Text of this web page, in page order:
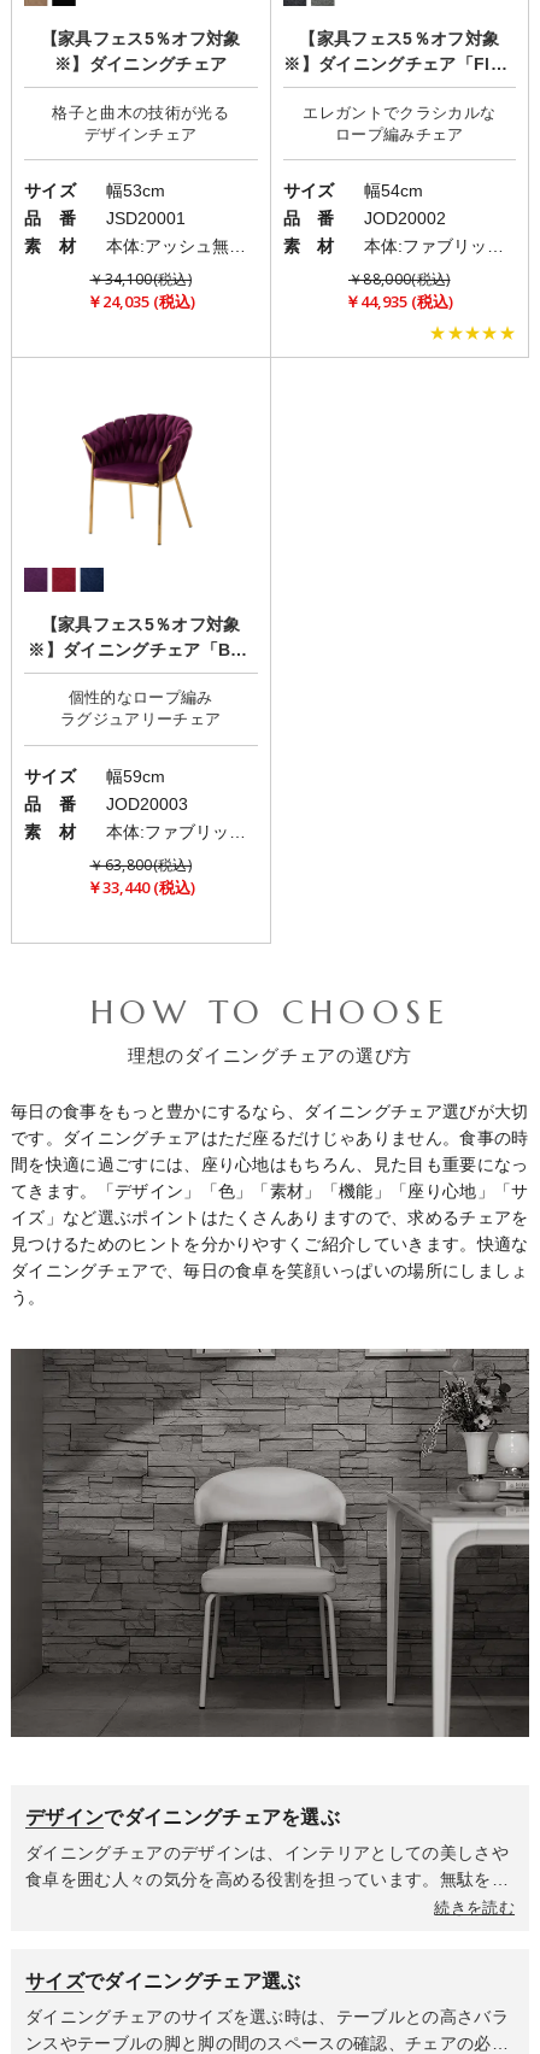
【家具フェス5％オフ対象
※】ダイニングチェア
格子と曲木の技術が光る
サイズ
幅53cm
品 番
JSD20001
素 材
本体:アッシュ無垢材/座面:PVC
￥34,100(税込)
￥24,035 (税込)
【家具フェス5％オフ対象
※】ダイニングチェア「Flow
er(フラワー)」2脚セット
エレガントでクラシカルな
サイズ
幅54cm
品 番
JOD20002
素 材
￥88,000(税込)
￥44,935 (税込)
★★★★★
【家具フェス5％オフ対象
※】ダイニングチェア「Bou
quet(ブーケ)」
個性的なロープ編み
サイズ
幅59cm
品 番
JOD20003
素 材
￥63,800(税込)
￥33,440 (税込)
HOW TO CHOOSE
理想のダイニングチェアの選び方
毎日の食事をもっと豊かにするなら、ダイニングチェア選びが大切
です。ダイニングチェアはただ座るだけじゃありません。食事の時
間を快適に過ごすには、座り心地はもちろん、見た目も重要になっ
てきます。「デザイン」「色」「素材」「機能」「座り心地」「サ
イズ」など選ぶポイントはたくさんありますので、求めるチェアを
見つけるためのヒントを分かりやすくご紹介していきます。快適な
ダイニングチェアで、毎日の食卓を笑顔いっぱいの場所にしましょ
う。
デザインでダイニングチェアを選ぶ
ダイニングチェアのデザインは、インテリアとしての美しさや
食卓を囲む人々の気分を高める役割を担っています。無駄をそ
ぎ落としたミニマルなフォルム・直線的なライン・モノトーン
木目を活かしていて、丸みを帯びた優しいフォルムが特徴の北
欧デザインは温かく居心地の良い雰囲気を作り出します。流行
に左右されず長く愛されるデザインが多いのも魅力です。ダイ
続きを読む
サイズでダイニングチェア選ぶ
ダイニングチェアのサイズを選ぶ時は、テーブルとの高さバラ
ンスやテーブルの脚と脚の間のスペースの確認、チェアの必要